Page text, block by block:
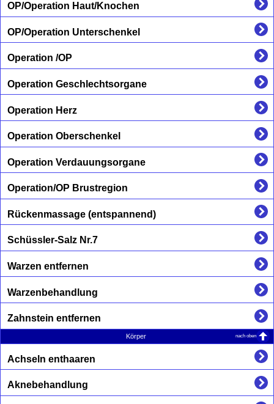
OP/Operation Haut/Knochen
OP/Operation Unterschenkel
Operation /OP
Operation Geschlechtsorgane
Operation Herz
Operation Oberschenkel
Operation Verdauungsorgane
Operation/OP Brustregion
Rückenmassage (entspannend)
Schüssler-Salz Nr.7
Warzen entfernen
Warzenbehandlung
Zahnstein entfernen
Körper nach oben
Achseln enthaaren
Aknebehandlung